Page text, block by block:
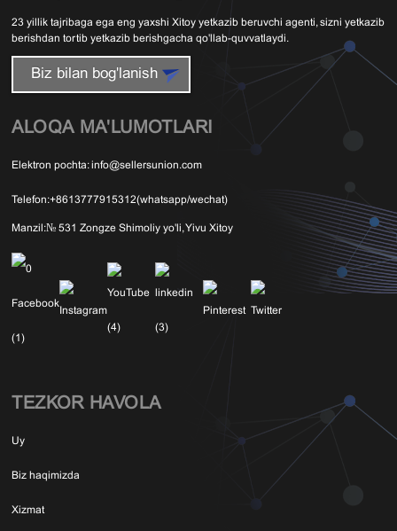
23 yillik tajribaga ega eng yaxshi Xitoy yetkazib beruvchi agenti, sizni yetkazib
berishdan tortib yetkazib berishgacha qo'llab-quvvatlaydi.
Biz bilan bog'lanish
ALOQA MA'LUMOTLARI
Elektron pochta: info@sellersunion.com
Telefon:+8613777915312(whatsapp/wechat)
Manzil:№ 531 Zongze Shimoliy yo'li, Yivu Xitoy
TEZKOR HAVOLA
Uy
Biz haqimizda
Xizmat